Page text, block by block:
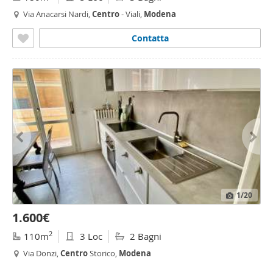
Via Anacarsi Nardi,Centro- Viali, Modena
Contatta
1/20
1.600€
110m2 3 Loc 2 Bagni
Via Donzi,CentroStorico, Modena